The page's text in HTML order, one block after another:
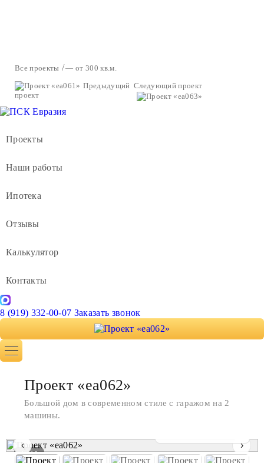
Все проекты
— от 300 кв.м.
Предыдущий
проект
Следующий проект
Проекты
Наши работы
Ипотека
Отзывы
Калькулятор
Контакты
8 (919) 332-00-07 Заказать звонок
1 / 10
‹ ›
Проект «ea062»
Большой дом в современном стиле с гаражом на 2
машины.